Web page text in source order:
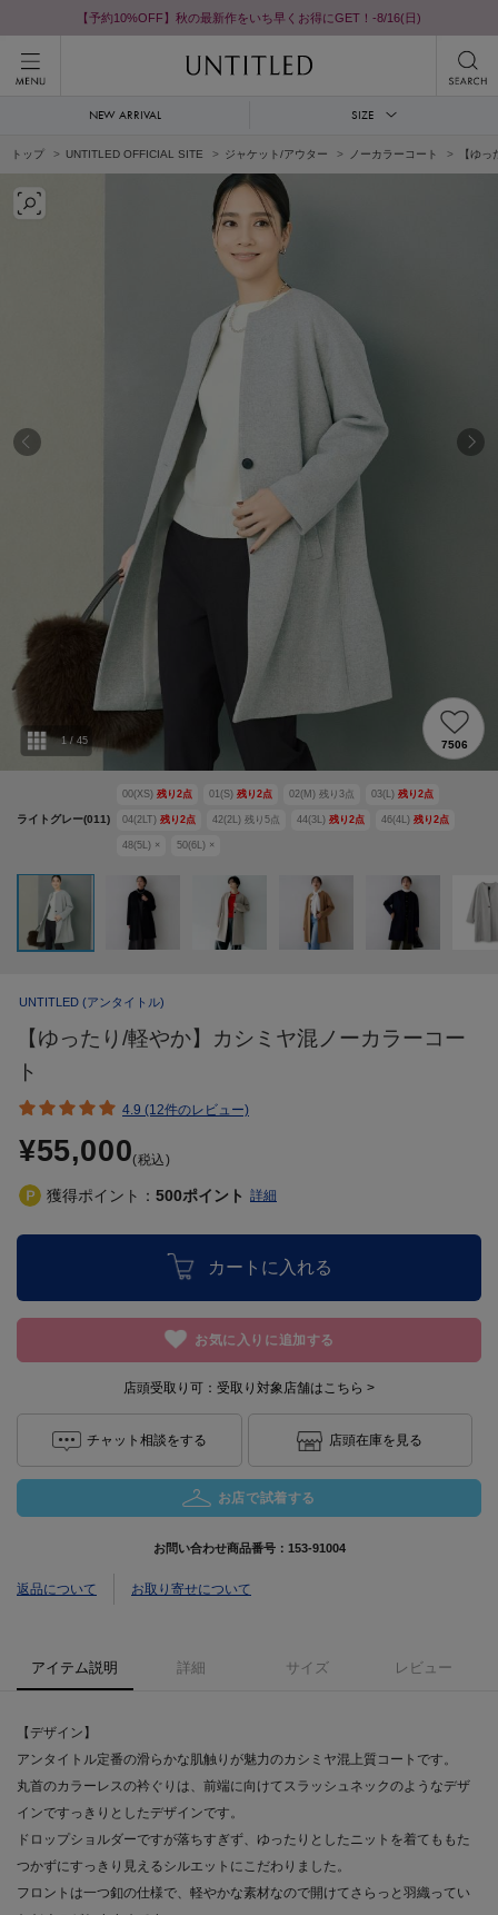
【予約10%OFF】秋の最新作をいち早くお得にGET！-8/16(日)
NEW ARRIVAL SIZE
トップ UNTITLED OFFICIAL SITE ジャケット/アウター ノーカラーコート 【ゆ
ライトグレー(011)
00(XS) 残り 2点 01(S) 残り 2点 02(M) 残り 3点 03(L) 残り 2点
04(2LT) 残り 2点 42(2L) 残り 5点 44(3L) 残り 2点 46(4L) 残り 2点
48(5L) × 50(6L) ×
1/ 45 7506
UNTITLED (アンタイトル)
【ゆったり/軽やか】カシミヤ混ノーカラーコー
ト
4.9 (12件のレビュー)
¥55,000(税込)
獲得ポイント： 500ポイント 詳細
カートに入れる
お気に入りに追加する
店頭受取り可： 受取り対象店舗はこちら >
チャット相談をする 店頭在庫を見る
お店で試着する
お問い合わせ商品番号： 153-91004
返品について お取り寄せについて
アイテム説明 詳細 サイズ レビュー
【デザイン】
アンタイトル定番の滑らかな肌触りが魅力のカシミヤ混上質コートです。
丸首のカラーレスの衿ぐりは、前端に向けてスラッシュネックのようなデザ
インですっきりとしたデザインです。
ドロップショルダーですが落ちすぎず、ゆったりとしたニットを着てももた
つかずにすっきり見えるシルエットにこだわりました。
フロントは一つ釦の仕様で、軽やかな素材なので開けてさらっと羽織ってい